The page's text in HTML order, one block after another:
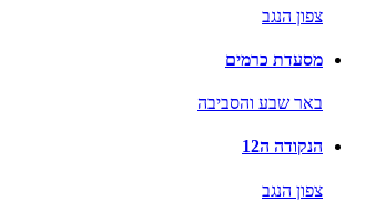
צפון הנגב
מסעדת כרמים
באר שבע והסביבה
הנקודה ה12
צפון הנגב